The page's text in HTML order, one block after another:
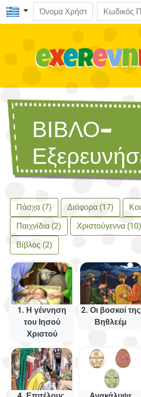
ΒΙΒΛΟ-
Ηχητικά
Περιπέτειες
Δραστηριότητες
ΒΙΒΛΟ-
Πάσχα (7) Διάφορα (17)
Παιχνίδια (2)
Χριστούγεννα (10)
Βίβλος (2)
1. Η γέννηση
του Ιησού
Χριστού
2. Οι βοσκοί της
Βηθλεέμ